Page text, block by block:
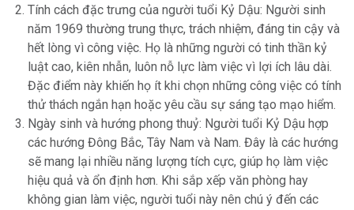
Tính cách đặc trưng của người tuổi Kỷ Dậu: Người sinh
năm 1969 thường trung thực, trách nhiệm, đáng tin cậy và
hết lòng vì công việc. Họ là những người có tinh thần kỷ
luật cao, kiên nhẫn, luôn nỗ lực làm việc vì lợi ích lâu dài.
Đặc điểm này khiến họ ít khi chọn những công việc có tính
thử thách ngắn hạn hoặc yêu cầu sự sáng tạo mạo hiểm.
Ngày sinh và hướng phong thuỷ: Người tuổi Kỷ Dậu hợp
các hướng Đông Bắc, Tây Nam và Nam. Đây là các hướng
sẽ mang lại nhiều năng lượng tích cực, giúp họ làm việc
hiệu quả và ổn định hơn. Khi sắp xếp văn phòng hay
không gian làm việc, người tuổi này nên chú ý đến các